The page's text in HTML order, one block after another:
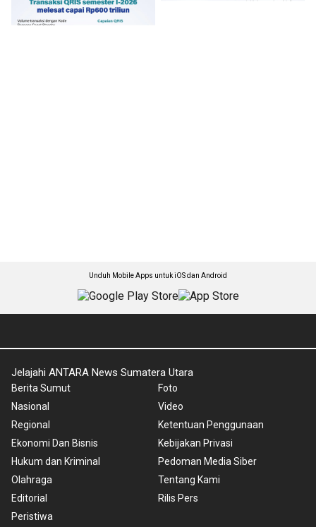
Unduh Mobile Apps untuk iOS dan Android
Jelajahi ANTARA News Sumatera Utara
Berita Sumut
Nasional
Regional
Ekonomi Dan Bisnis
Hukum dan Kriminal
Olahraga
Editorial
Peristiwa
Foto
Video
Ketentuan Penggunaan
Kebijakan Privasi
Pedoman Media Siber
Tentang Kami
Rilis Pers